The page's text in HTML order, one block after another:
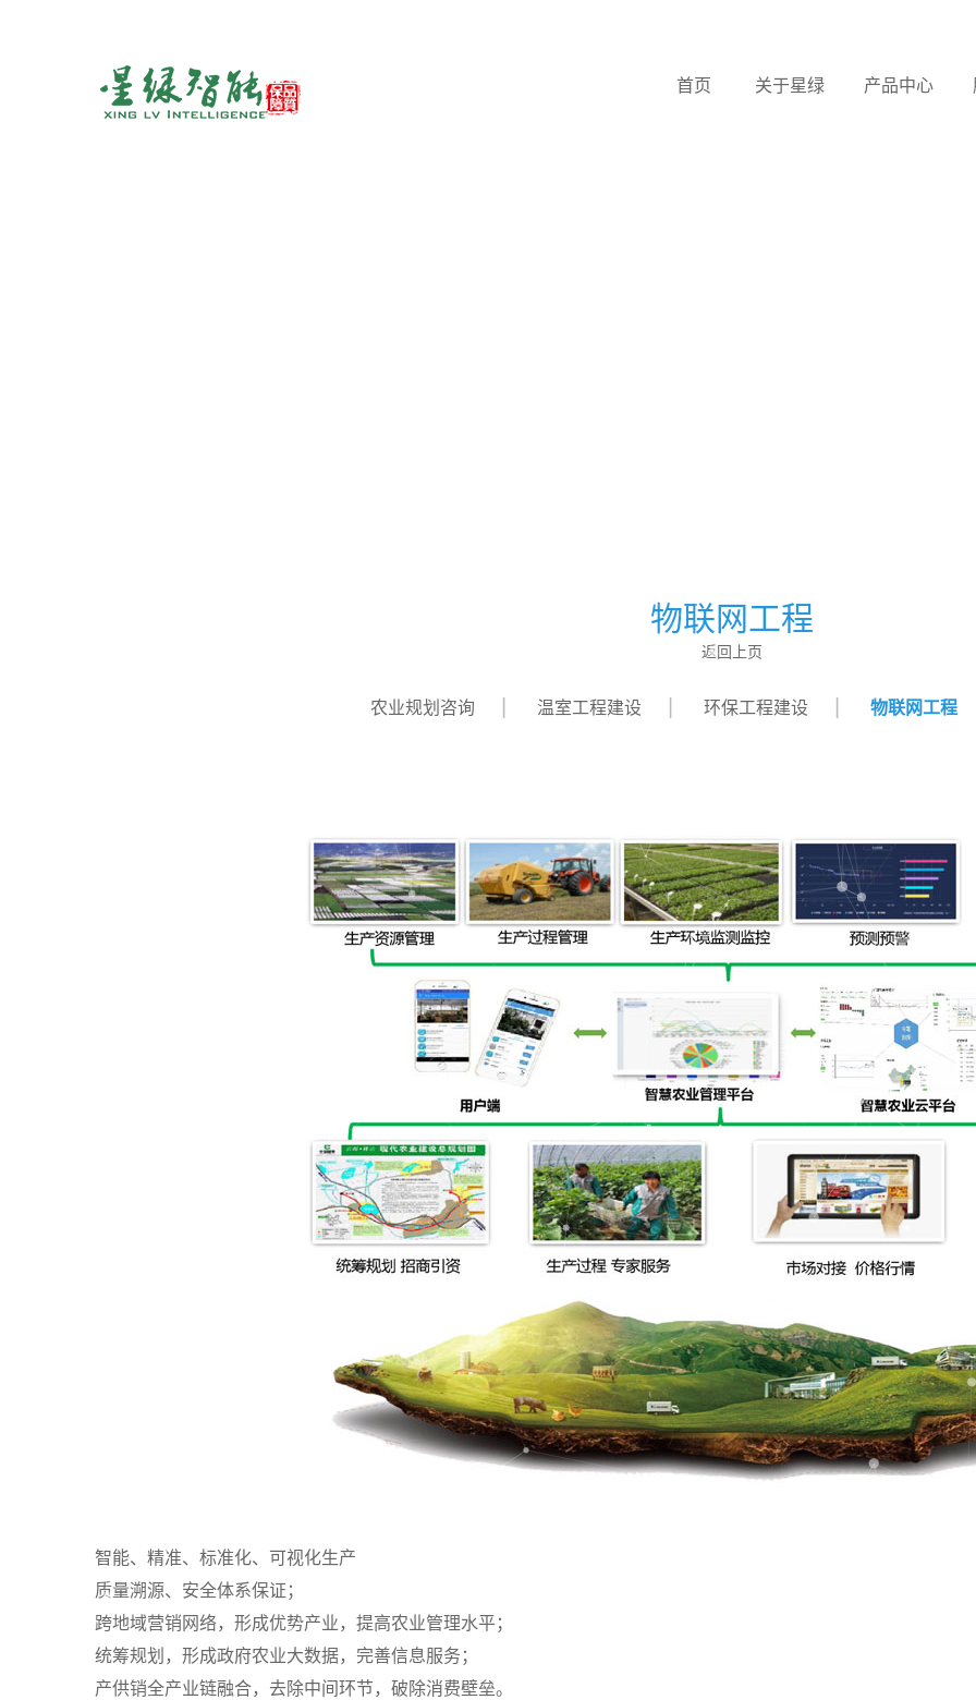
首页 关于星绿 产品中心
物联网工程
返回上页
农业规划咨询 温室工程建设 环保工程建设 物联网工程
智能、精准、标准化、可视化生产
质量溯源、安全体系保证；
跨地域营销网络，形成优势产业，提高农业管理水平；
统筹规划，形成政府农业大数据，完善信息服务；
产供销全产业链融合，去除中间环节，破除消费壁垒。